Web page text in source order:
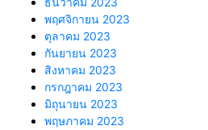
พฤศจิกายน 2023
ตุลาคม 2023
กันยายน 2023
สิงหาคม 2023
กรกฎาคม 2023
มิถุนายน 2023
พฤษภาคม 2023